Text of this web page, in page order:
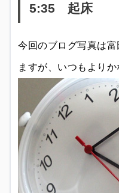
5:35 起床
今回のブログ写真は
ますが、いつもよりか